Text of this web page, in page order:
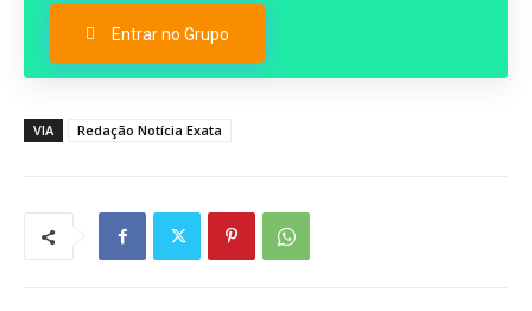
Entrar no Grupo
VIA Redação Notícia Exata